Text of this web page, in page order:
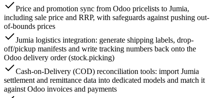
Price and promotion sync from Odoo pricelists to Jumia,
including sale price and RRP, with safeguards against pushing out-
of-bounds prices
Jumia logistics integration: generate shipping labels, drop-
off/pickup manifests and write tracking numbers back onto the
Odoo delivery order (stock.picking)
Cash-on-Delivery (COD) reconciliation tools: import Jumia
settlement and remittance data into dedicated models and match it
against Odoo invoices and payments